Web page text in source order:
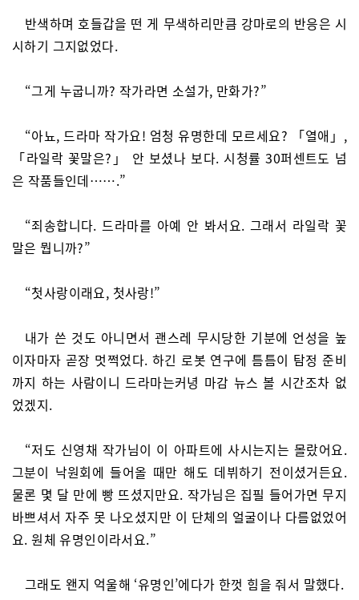
반색하며 호들갑을 떤 게 무색하리만큼 강마로의 반응은 시
시하기 그지없었다.
“그게 누굽니까? 작가라면 소설가, 만화가?”
“아뇨, 드라마 작가요! 엄청 유명한데 모르세요? 「열애」,
「라일락 꽃말은?」 안 보셨나 보다. 시청률 30퍼센트도 넘
은 작품들인데…….”
“죄송합니다. 드라마를 아예 안 봐서요. 그래서 라일락 꽃
말은 뭡니까?”
“첫사랑이래요, 첫사랑!”
내가 쓴 것도 아니면서 괜스레 무시당한 기분에 언성을 높
이자마자 곧장 멋쩍었다. 하긴 로봇 연구에 틈틈이 탐정 준비
까지 하는 사람이니 드라마는커녕 마감 뉴스 볼 시간조차 없
었겠지.
“저도 신영채 작가님이 이 아파트에 사시는지는 몰랐어요.
그분이 낙원회에 들어올 때만 해도 데뷔하기 전이셨거든요.
물론 몇 달 만에 빵 뜨셨지만요. 작가님은 집필 들어가면 무지
바쁘셔서 자주 못 나오셨지만 이 단체의 얼굴이나 다름없었어
요. 원체 유명인이라서요.”
그래도 왠지 억울해 ‘유명인’에다가 한껏 힘을 줘서 말했다.